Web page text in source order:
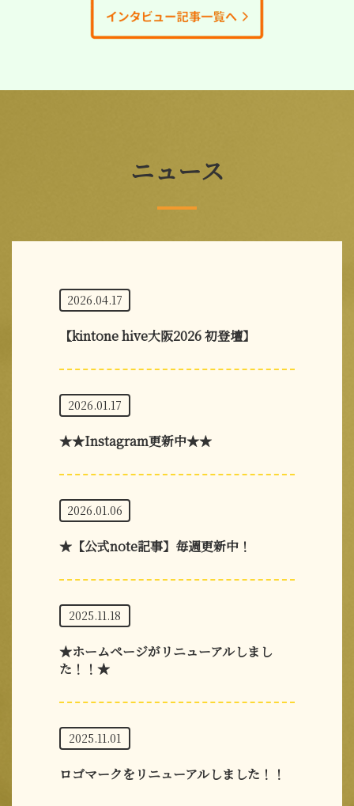
ニュース
2026.04.17
【kintone hive大阪2026 初登壇】
2026.01.17
★★Instagram更新中★★
2026.01.06
★【公式note記事】毎週更新中！
2025.11.18
★ホームページがリニューアルしまし
た！！★
2025.11.01
ロゴマークをリニューアルしました！！